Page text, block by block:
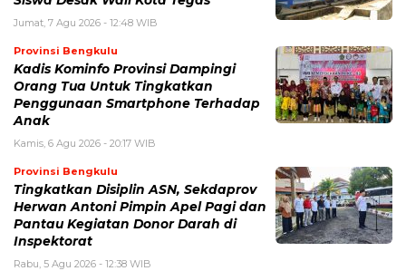
Jumat, 7 Agu 2026 - 12:48 WIB
Provinsi Bengkulu
Kadis Kominfo Provinsi Dampingi
Orang Tua Untuk Tingkatkan
Penggunaan Smartphone Terhadap
Anak
Kamis, 6 Agu 2026 - 20:17 WIB
Provinsi Bengkulu
Tingkatkan Disiplin ASN, Sekdaprov
Herwan Antoni Pimpin Apel Pagi dan
Pantau Kegiatan Donor Darah di
Inspektorat
Rabu, 5 Agu 2026 - 12:38 WIB